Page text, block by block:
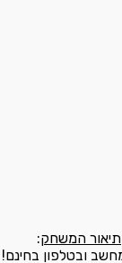
תיאור המשחק: